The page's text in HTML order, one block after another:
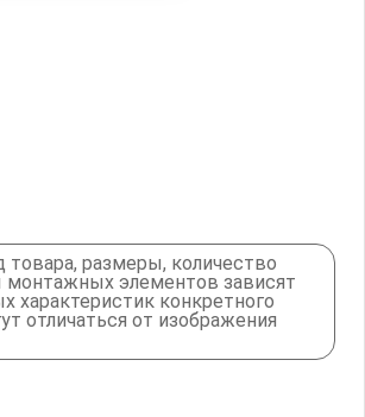
размеры, количество
монтажных элементов зависят
характеристик конкретного
отличаться от изображения